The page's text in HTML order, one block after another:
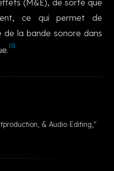
(M&E), de sorte que
ce qui permet de
la bande sonore dans
[2]
& Audio Editing,"